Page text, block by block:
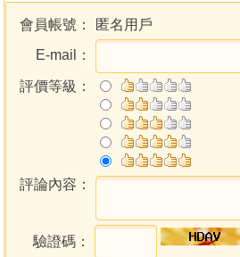
第三章 陽宅四時氣相論
第四章 陽宅氣相五行
第五章 陽宅納氣
第三篇 認識羅經
第一章 認識先天八卦
第一節 先天八卦圖
第二節 先天八卦次序
第三節 先天八卦方位
第五節 先天八卦取象
第六節 先天八卦相錯
會員帳號：
匿名用戶
E-mail：
評價等級：
評論內容：
驗證碼：